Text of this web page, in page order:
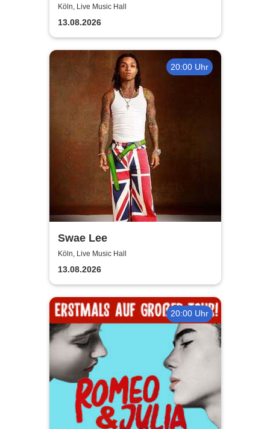
Tour Europe
Köln, Live Music Hall
13.08.2026
20:00 Uhr
Swae Lee
Köln, Live Music Hall
13.08.2026
20:00 Uhr